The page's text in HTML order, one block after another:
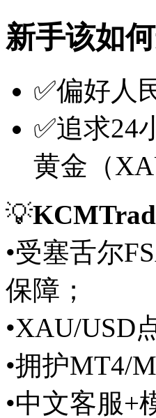
新手该如
✅偏好人
✅追求24
黄金（
💡
•受塞舌尔
保障；
•XAU/USD
•拥护MT4/
•中文客服+